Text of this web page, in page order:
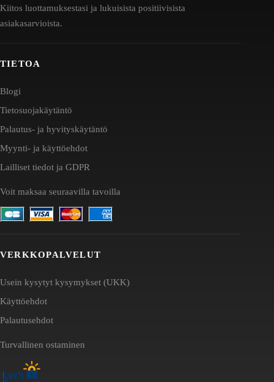
Kiitos luottamuksestasi ja lukuisista positiivisista
asiakasarvioista.
TIETOA
Blogi
Tietosuojakäytäntö
Palautus- ja hyvityskäytäntö
Myynti- ja käyttöehdot
Lailliset tiedot ja GDPR
Voit maksaa seuraavilla tavoilla
VERKKOPALVELUT
Usein kysytyt kysymykset (UKK)
Käyttöehdot
Palautusehdot
Turvallinen ostaminen